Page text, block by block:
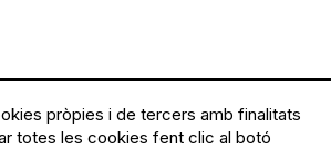
pròpies i de tercers amb finalitats
totes les cookies fent clic al botó